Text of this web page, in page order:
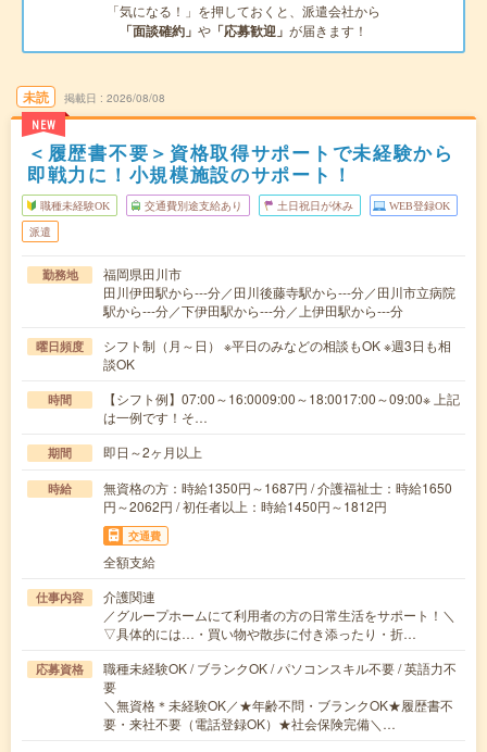
「気になる！」を押しておくと、派遣会社から
「面談確約」 や 「応募歓迎」 が届きます！
未読
NEW
掲載日 2026/08/08
＜履歴書不要＞資格取得サポートで未経験から
即戦力に！小規模施設のサポート！
職種未経験OK 交通費別途支給あり 土日祝日が休み WEB登録OK
派遣
勤務地
福岡県田川市
田川伊田駅から---分／田川後藤寺駅から---分／田川市立病院
駅から---分／下伊田駅から---分／上伊田駅から---分
曜日頻度
シフト制（月～日） ※平日のみなどの相談もOK ※週3日も相
談OK
時間
【シフト例】07:00～16:0009:00～18:0017:00～09:00※ 上記
は一例です！そ…
期間 即日～2ヶ月以上
時給
無資格の方：時給1350円～1687円 / 介護福祉士：時給1650
円～2062円 / 初任者以上：時給1450円～1812円
交通費
全額支給
仕事内容
介護関連
／グループホームにて利用者の方の日常生活をサポート！＼
▽具体的には…・買い物や散歩に付き添ったり・折…
応募資格
職種未経験OK / ブランクOK / パソコンスキル不要 / 英語力不
要
＼無資格＊未経験OK／★年齢不問・ブランクOK★履歴書不
要・来社不要（電話登録OK）★社会保険完備＼…